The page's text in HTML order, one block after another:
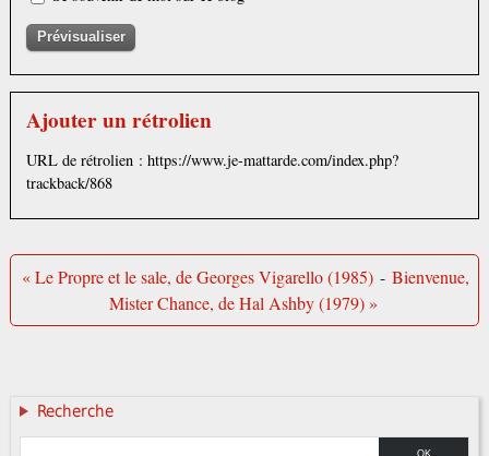
Ajouter un rétrolien
URL de rétrolien : https://www.je-mattarde.com/index.php?
trackback/868
« Le Propre et le sale, de Georges Vigarello (1985) - Bienvenue,
Mister Chance, de Hal Ashby (1979) »
Recherche